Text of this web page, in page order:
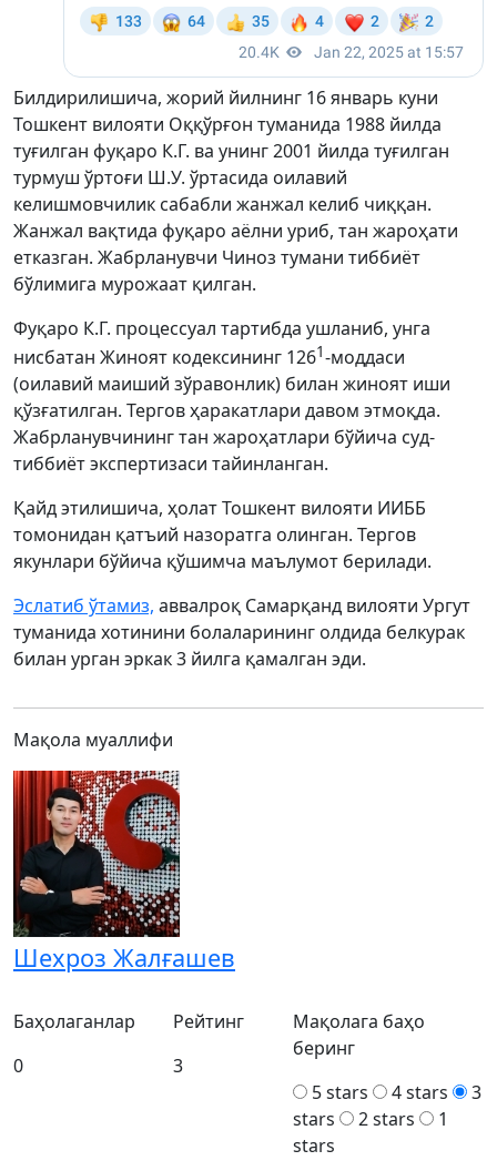
Билдирилишича, жорий йилнинг 16 январь куни
Тошкент вилояти Оққўрғон туманида 1988 йилда
туғилган фуқаро К.Г. ва унинг 2001 йилда туғилган
турмуш ўртоғи Ш.У. ўртасида оилавий
келишмовчилик сабабли жанжал келиб чиққан.
Жанжал вақтида фуқаро аёлни уриб, тан жароҳати
етказган. Жабрланувчи Чиноз тумани тиббиёт
бўлимига мурожаат қилган.
Фуқаро К.Г. процессуал тартибда ушланиб, унга
нисбатан Жиноят кодексининг 1261-моддаси
(оилавий маиший зўравонлик) билан жиноят иши
қўзғатилган. Тергов ҳаракатлари давом этмоқда.
Жабрланувчининг тан жароҳатлари бўйича суд-
тиббиёт экспертизаси тайинланган.
Қайд этилишича, ҳолат Тошкент вилояти ИИББ
томонидан қатъий назоратга олинган. Тергов
якунлари бўйича қўшимча маълумот берилади.
Эслатиб ўтамиз, аввалроқ Самарқанд вилояти Ургут
туманида хотинини болаларининг олдида белкурак
билан урган эркак 3 йилга қамалган эди.
Мақола муаллифи
Шехроз Жалғашев
Баҳолаганлар
0
Рейтинг
3
Мақолага баҳо
беринг
5 stars
4 stars
3
stars
2 stars
1
stars